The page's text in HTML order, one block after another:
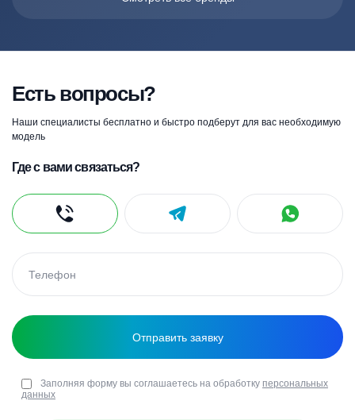
Есть вопросы?
Наши специалисты бесплатно и быстро подберут для вас необходимую
модель
Где с вами связаться?
Заполняя форму вы соглашаетесь на обработку персональных
данных